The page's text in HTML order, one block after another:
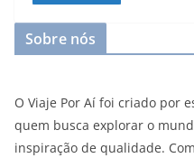
Sobre nós
O Viaje Por Aí foi criado por
quem busca explorar o
inspiração de qualidade.